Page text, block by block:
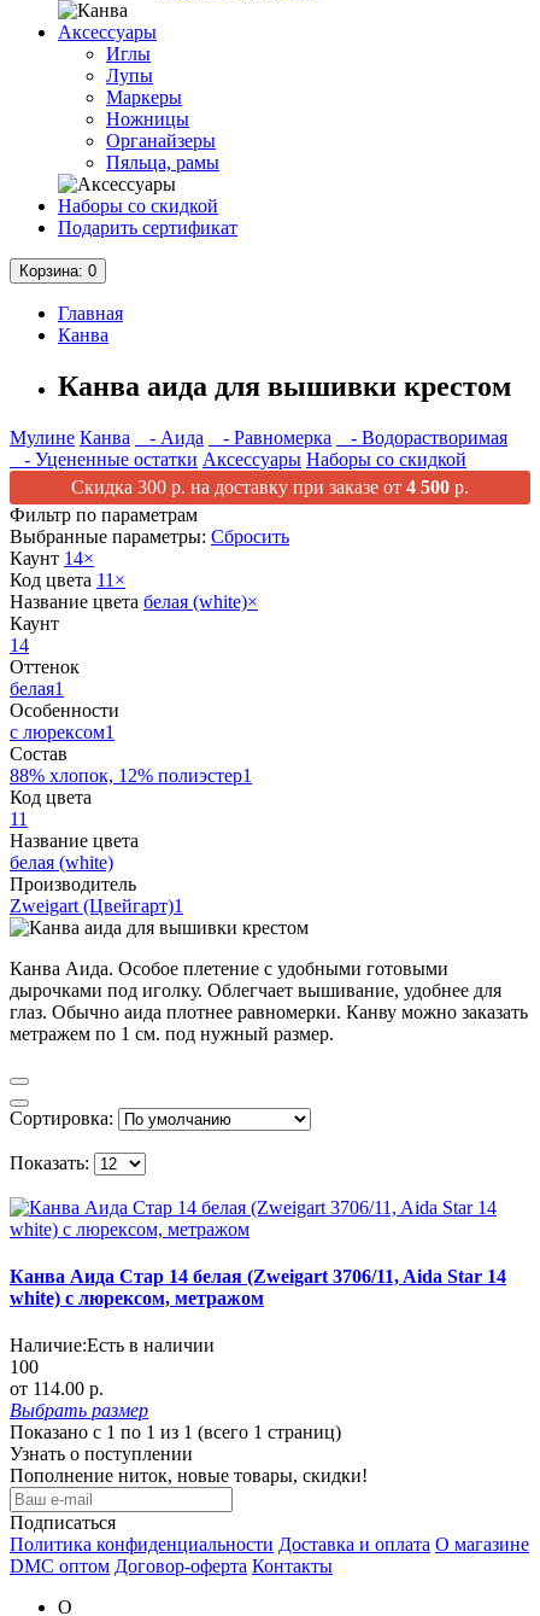
Аксессуары
Иглы
Лупы
Маркеры
Ножницы
Органайзеры
Пяльца, рамы
Наборы со скидкой
Подарить сертификат
Корзина: 0
Главная
Канва
Канва аида для вышивки крестом
Мулине Канва - Аида - Равномерка
- Водорастворимая
- Уцененные остатки Аксессуары Наборы со скидкой
Скидка 300 р. на доставку при заказе от 4 500 р.
Фильтр по параметрам
Выбранные параметры: Сбросить
Каунт 14×
Код цвета 11 ×
Название цвета белая (white)×
Каунт
14
Оттенок
белая1
Особенности
с люрексом1
Состав
88% хлопок, 12% полиэстер1
Код цвета
11
Название цвета
белая (white)
Производитель
Zweigart (Цвейгарт)1
Канва Аида. Особое плетение с удобными готовыми
дырочками под иголку. Облегчает вышивание, удобнее для
глаз. Обычно аида плотнее равномерки. Канву можно заказать
метражем по 1 см. под нужный размер.
Сортировка:
Показать:
Канва Аида Стар 14 белая (Zweigart 3706/11, Aida Star 14
white) с люрексом, метражом
Наличие:Есть в наличии
100
от 114.00 р.
Выбрать размер
Показано с 1 по 1 из 1 (всего 1 страниц)
Узнать о поступлении
Пополнение ниток, новые товары, скидки!
Подписаться
Политика конфиденциальности Доставка и оплата О магазине
DMC оптом Договор-оферта Контакты
О